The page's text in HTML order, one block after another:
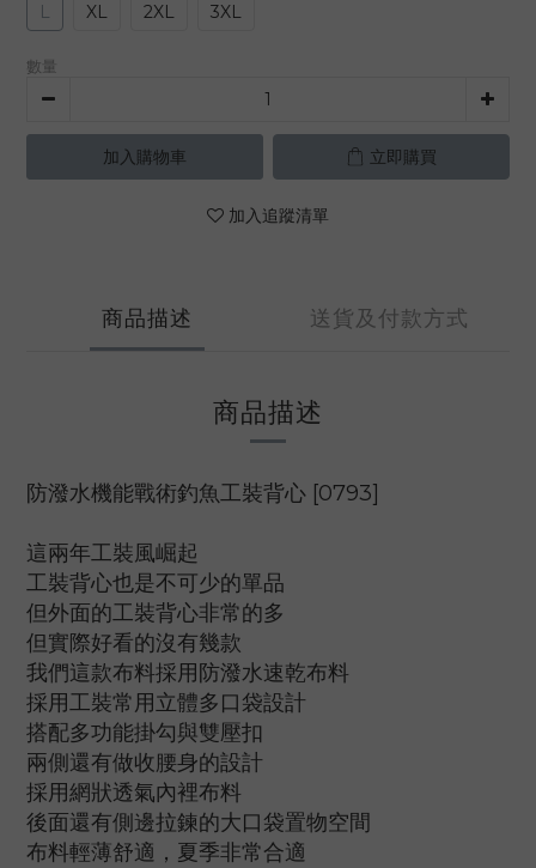
L XL 2XL 3XL
數量
加入購物車 立即購買
加入追蹤清單
商品描述 送貨及付款方式
商品描述
防潑水機能戰術釣魚工裝背心 [0793]
這兩年工裝風崛起
工裝背心也是不可少的單品
但外面的工裝背心非常的多
但實際好看的沒有幾款
我們這款布料採用防潑水速乾布料
採用工裝常用立體多口袋設計
搭配多功能掛勾與雙壓扣
兩側還有做收腰身的設計
採用網狀透氣內裡布料
後面還有側邊拉鍊的大口袋置物空間
布料輕薄舒適，夏季非常合適